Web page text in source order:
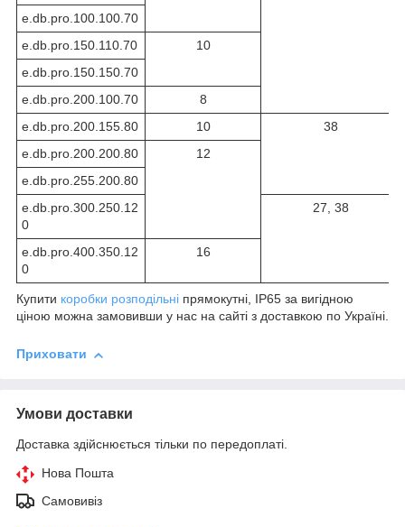
e.db.pro.100.100.70
e.db.pro.150.110.70
10
e.db.pro.150.150.70
e.db.pro.200.100.70
8
e.db.pro.200.155.80
10
38
e.db.pro.200.200.80
12
e.db.pro.255.200.80
e.db.pro.300.250.12
0
27, 38
e.db.pro.400.350.12
0
16
Купити коробки розподільні прямокутні, IP65 за вигідною
ціною можна замовивши у нас на сайті з доставкою по Україні.
Приховати
Умови доставки
Доставка здійснюється тільки по передоплаті.
Нова Пошта
Самовивіз